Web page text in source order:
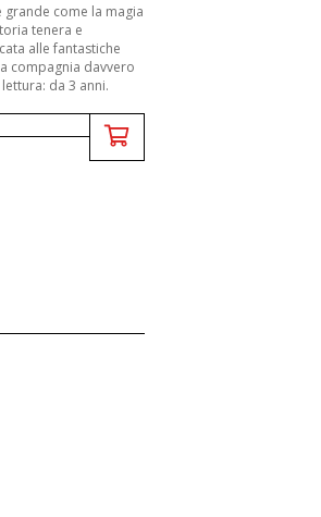
come la magia
tenera e
alle fantastiche
compagnia davvero
da 3 anni.